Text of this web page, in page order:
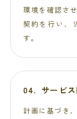
環境を確認さ
契約を行い、
す。
サービ
計画に基づき